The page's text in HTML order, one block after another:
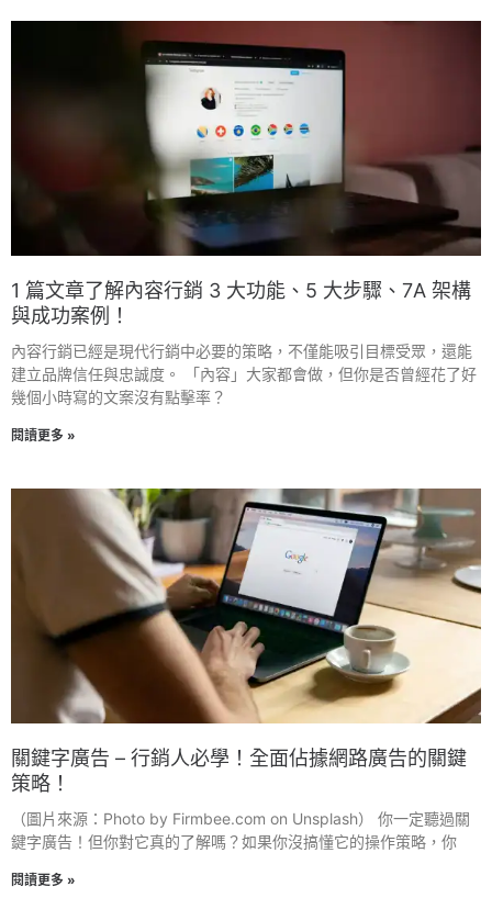
1 篇文章了解內容行銷 3 大功能、5 大步驟、7A 架構
與成功案例！
內容行銷已經是現代行銷中必要的策略，不僅能吸引目標受眾，還能
建立品牌信任與忠誠度。 「內容」大家都會做，但你是否曾經花了好
幾個小時寫的文案沒有點擊率？
閱讀更多 »
關鍵字廣告 – 行銷人必學！全面佔據網路廣告的關鍵
策略！
（圖片來源：Photo by Firmbee.com on Unsplash） 你一定聽過關
鍵字廣告！但你對它真的了解嗎？如果你沒搞懂它的操作策略，你
閱讀更多 »